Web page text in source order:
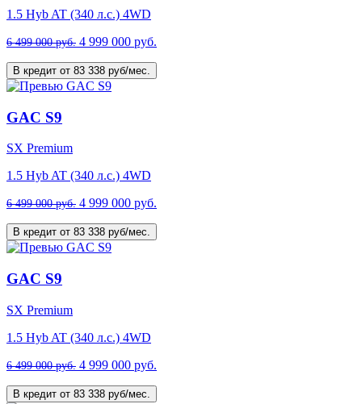
1.5 Hyb AT (340 л.с.) 4WD
6 499 000 руб. 4 999 000 руб.
В кредит от 83 338 руб/мес.
GAC S9
SX Premium
1.5 Hyb AT (340 л.с.) 4WD
6 499 000 руб. 4 999 000 руб.
В кредит от 83 338 руб/мес.
GAC S9
SX Premium
1.5 Hyb AT (340 л.с.) 4WD
6 499 000 руб. 4 999 000 руб.
В кредит от 83 338 руб/мес.